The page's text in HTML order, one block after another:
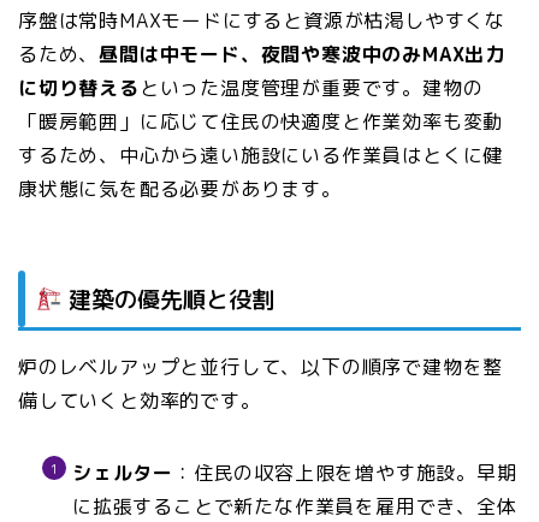
序盤は常時MAXモードにすると資源が枯渇しやすくな
るため、昼間は中モード、夜間や寒波中のみMAX出力
に切り替えるといった温度管理が重要です。建物の
「暖房範囲」に応じて住民の快適度と作業効率も変動
するため、中心から遠い施設にいる作業員はとくに健
康状態に気を配る必要があります。
建築の優先順と役割
炉のレベルアップと並行して、以下の順序で建物を整
備していくと効率的です。
シェルター ：住民の収容上限を増やす施設。早期
に拡張することで新たな作業員を雇用でき、全体